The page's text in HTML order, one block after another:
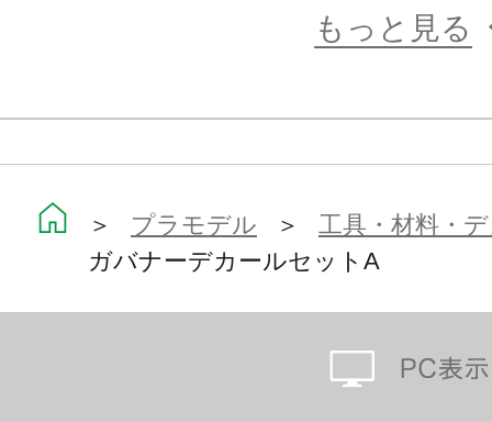
もっと見る
＞ プラモデル ＞ 工具・材料・
ガバナーデカールセットA